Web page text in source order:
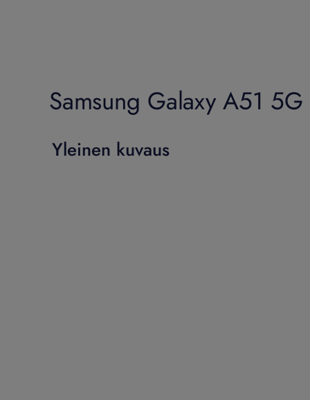
Samsung Galaxy A51
Yleinen kuvaus